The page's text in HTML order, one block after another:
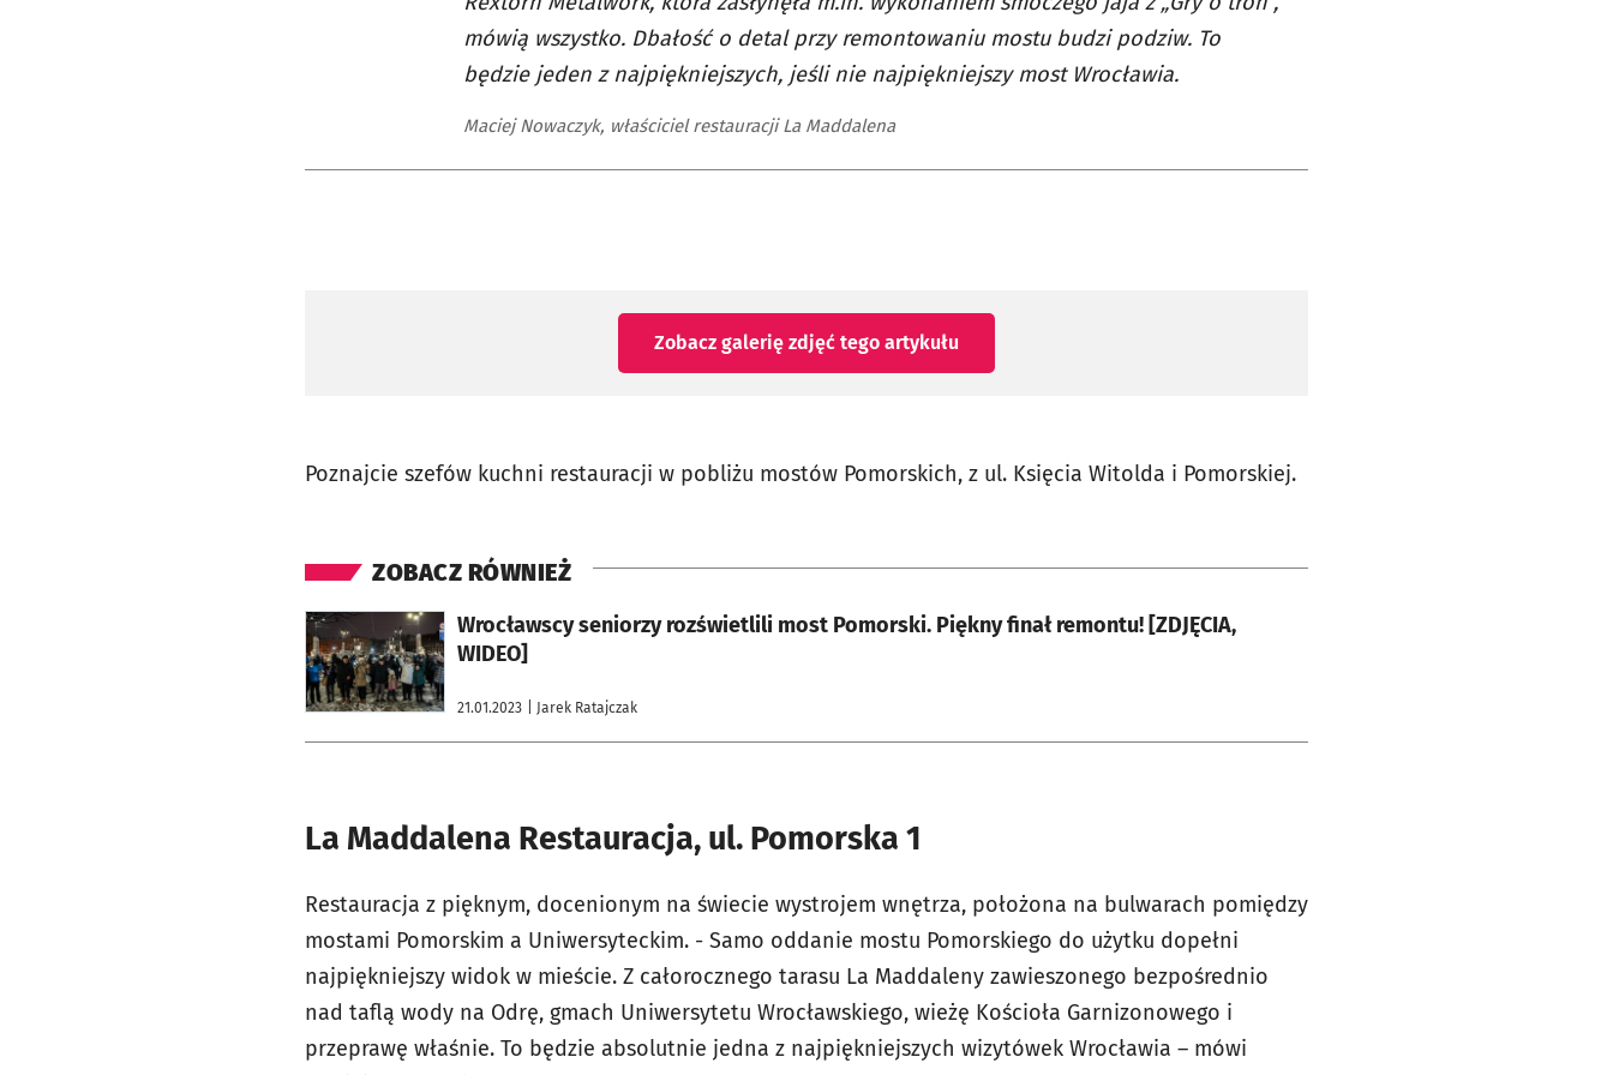
mówią wszystko. Dbałość o detal przy remontowaniu mostu budzi podziw. To
będzie jeden z najpiękniejszych, jeśli nie najpiękniejszy most Wrocławia.
Maciej Nowaczyk, właściciel restauracji La Maddalena
Zobacz galerię zdjęć tego artykułu
Poznajcie szefów kuchni restauracji w pobliżu mostów Pomorskich, z ul. Księcia Witolda i Pomorskiej.
ZOBACZ RÓWNIEŻ
Wrocławscy seniorzy rozświetlili most Pomorski. Piękny finał remontu! [ZDJĘCIA,
WIDEO]
21.01.2023 | Jarek Ratajczak
otworzy się w nowej karcie
La Maddalena Restauracja, ul. Pomorska 1
Restauracja z pięknym, docenionym na świecie wystrojem wnętrza, położona na bulwarach pomiędzy
mostami Pomorskim a Uniwersyteckim. - Samo oddanie mostu Pomorskiego do użytku dopełni
najpiękniejszy widok w mieście. Z całorocznego tarasu La Maddaleny zawieszonego bezpośrednio
nad taflą wody na Odrę, gmach Uniwersytetu Wrocławskiego, wieżę Kościoła Garnizonowego i
przeprawę właśnie. To będzie absolutnie jedna z najpiękniejszych wizytówek Wrocławia – mówi